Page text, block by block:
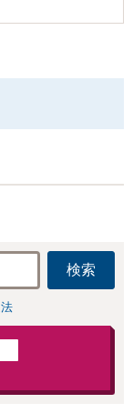
検索